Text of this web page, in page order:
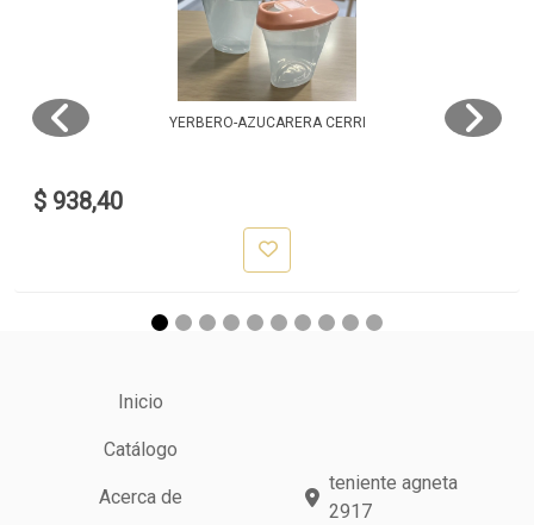
YERBERO-AZUCARERA CERRI
$ 938,40
Inicio
Catálogo
Acerca de
teniente agneta
2917